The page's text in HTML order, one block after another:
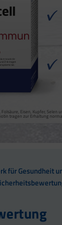
Folsäure, Eisen, Kupfer,
tragen zur Erhaltung
zur Erhaltung gesunder
Erhaltung normaler Nägel bei.
Mangan, Selen und Zink
Stoffwechsel von
zur Erhaltung normaler
zur normalen Funktion des
für Gesundheit